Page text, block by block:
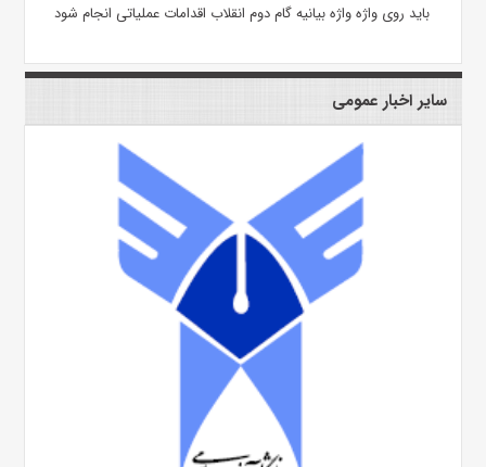
باید روی واژه واژه بیانیه گام دوم انقلاب اقدامات عملیاتی انجام شود
سایر اخبار عمومی